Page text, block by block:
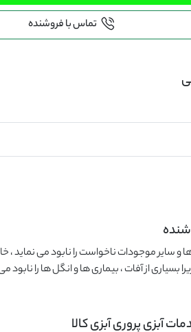
تماس با فروشنده
بسیاری از آفات ، بیماری ها و انگل ها را نابود
آبزی پروری آبزی کالا